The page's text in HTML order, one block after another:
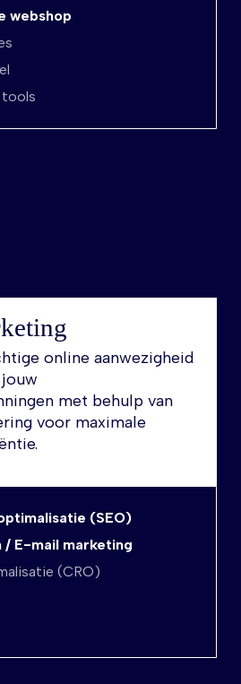
webshop
tools
online aanwezigheid
met behulp van
voor maximale
(SEO)
/ E-mail marketing
(CRO)